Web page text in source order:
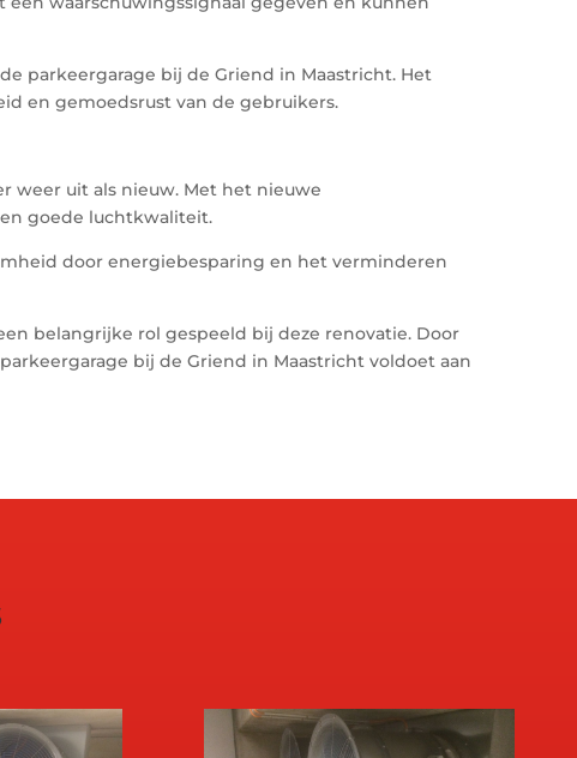
parkeergarage bij de Griend in Maastricht. Het
en gemoedsrust van de gebruikers.
weer uit als nieuw. Met het nieuwe
goede luchtkwaliteit.
door energiebesparing en het verminderen
belangrijke rol gespeeld bij deze renovatie. Door
bij de Griend in Maastricht voldoet aan